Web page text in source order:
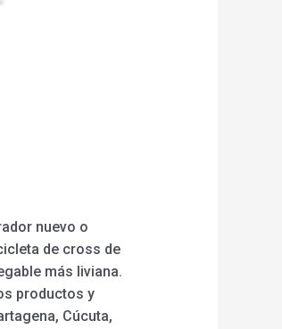
nuevo o
de cross de
más liviana.
productos y
Cúcuta,